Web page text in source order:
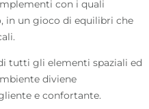
con i quali
in un gioco di equilibri che
tutti gli elementi spaziali ed
diviene
e confortante.